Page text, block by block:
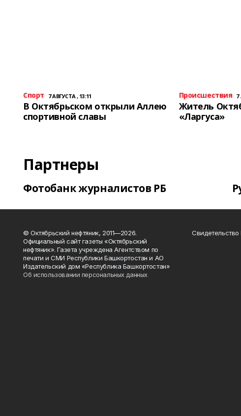
Спорт 7 АВГУСТА , 13:11
В Октябрьском открыли Аллею
спортивной славы
Происшествия 7
Житель
«Ларгуса»
Партнеры
Фотобанк журналистов РБ
© Октябрьский нефтяник, 2011—2026.
Официальный сайт газеты «Октябрьский
нефтяник». Газета учреждена Агентством по
печати и СМИ Республики Башкортостан и АО
Издательский дом «Республика Башкортостан»
Об использовании персональных данных